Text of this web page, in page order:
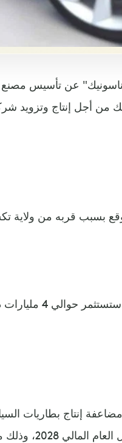
عن تأسيس مصنع
من أجل إنتاج وتزويد
إنتاج بطاريات